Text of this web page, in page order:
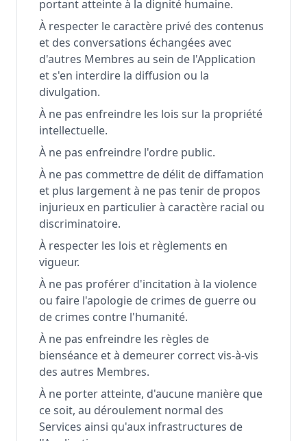
portant atteinte à la dignité humaine.
À respecter le caractère privé des contenus
et des conversations échangées avec
d'autres Membres au sein de l'Application
et s'en interdire la diffusion ou la
divulgation.
À ne pas enfreindre les lois sur la propriété
intellectuelle.
À ne pas enfreindre l'ordre public.
À ne pas commettre de délit de diffamation
et plus largement à ne pas tenir de propos
injurieux en particulier à caractère racial ou
discriminatoire.
À respecter les lois et règlements en
vigueur.
À ne pas proférer d'incitation à la violence
ou faire l'apologie de crimes de guerre ou
de crimes contre l'humanité.
À ne pas enfreindre les règles de
bienséance et à demeurer correct vis-à-vis
des autres Membres.
À ne porter atteinte, d'aucune manière que
ce soit, au déroulement normal des
Services ainsi qu'aux infrastructures de